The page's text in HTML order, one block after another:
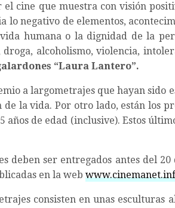
cine que muestra con visión
lo negativo de elementos,
humana o la dignidad de la
alcoholismo, violencia,
“Laura Lantero”.
a largometrajes que hayan sido
de la vida. Por otro lado, están los
años de edad (inclusive). Estos
deben ser entregados antes del
en la web
consisten en unas esculturas